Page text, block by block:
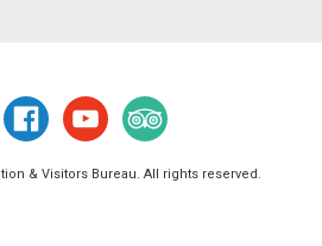
& Visitors Bureau. All rights reserved.